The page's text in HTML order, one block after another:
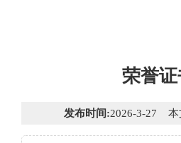
荣誉
发布时间:2026-3-27 本